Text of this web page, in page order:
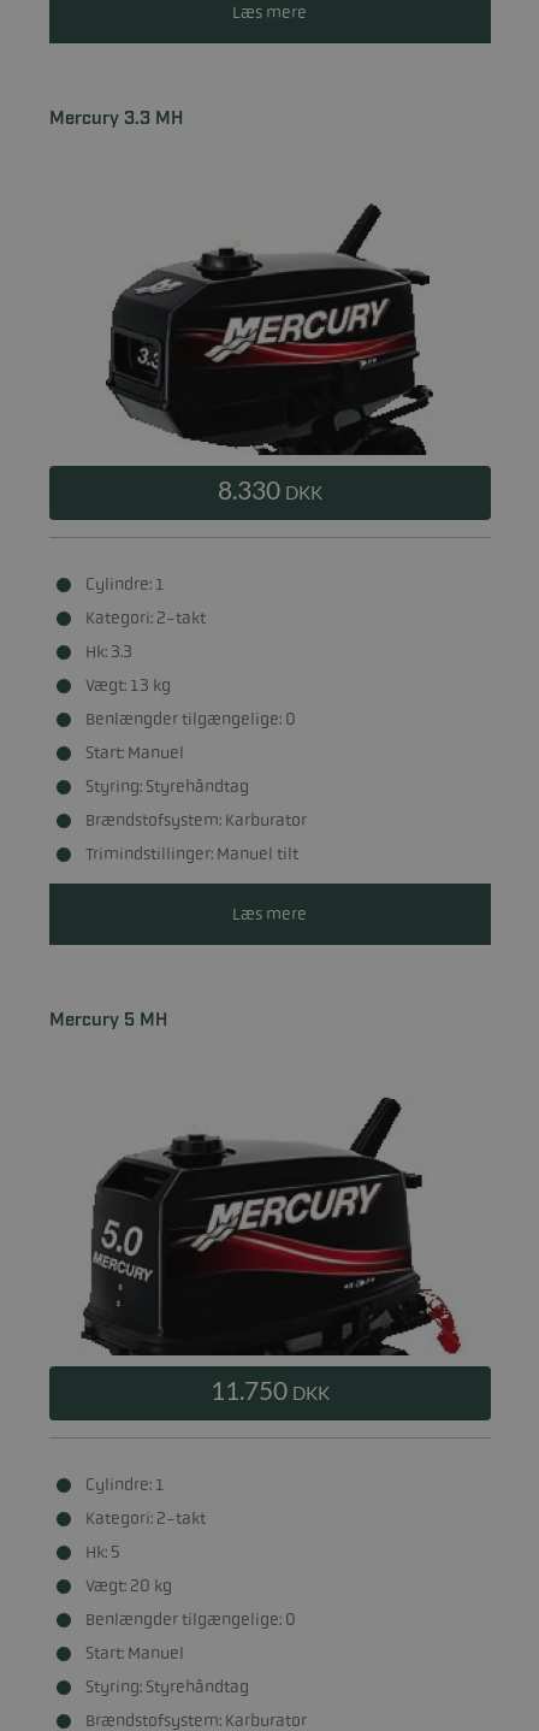
Læs mere
Mercury 3.3 MH
8.330 DKK
Cylindre: 1
Kategori: 2-takt
Hk: 3.3
Vægt: 13 kg
Benlængder tilgængelige: 0
Start: Manuel
Styring: Styrehåndtag
Brændstofsystem: Karburator
Trimindstillinger: Manuel tilt
Læs mere
Mercury 5 MH
11.750 DKK
Cylindre: 1
Kategori: 2-takt
Hk: 5
Vægt: 20 kg
Benlængder tilgængelige: 0
Start: Manuel
Styring: Styrehåndtag
Brændstofsystem: Karburator